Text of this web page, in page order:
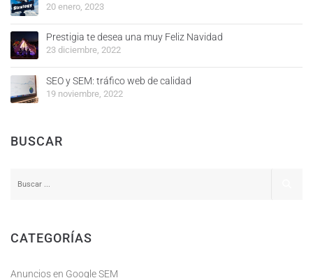
20 enero, 2023
Prestigia te desea una muy Feliz Navidad
23 diciembre, 2022
SEO y SEM: tráfico web de calidad
19 noviembre, 2022
BUSCAR
CATEGORÍAS
Anuncios en Google SEM